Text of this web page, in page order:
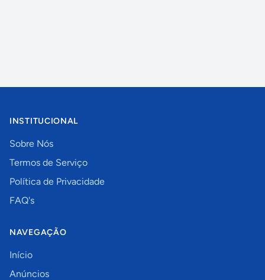
INSTITUCIONAL
Sobre Nós
Termos de Serviço
Política de Privacidade
FAQ's
NAVEGAÇÃO
Início
Anúncios